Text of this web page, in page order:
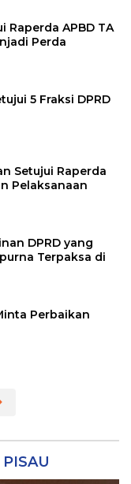
Raperda APBD TA
Perda
5 Fraksi DPRD
Setujui Raperda
Pelaksanaan
DPRD yang
Terpaksa di
Perbaikan